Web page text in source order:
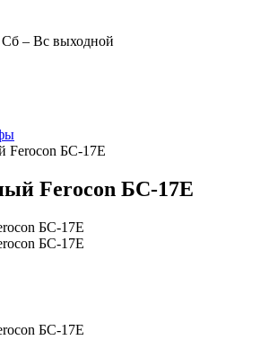
– Вс выходной
Ferocon БС-17Е
Ferocon БС-17Е